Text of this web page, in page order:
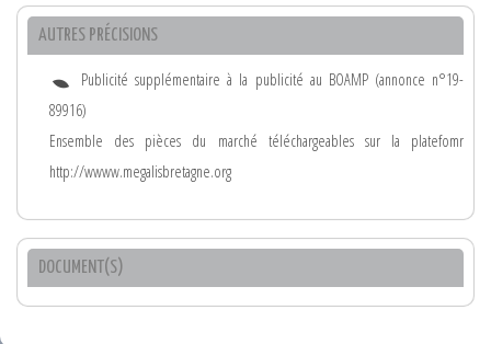
AUTRES PRÉCISIONS
Publicité supplémentaire à la publicité au BOAMP (annonce n°19-
89916)
Ensemble des pièces du marché téléchargeables sur la platefomr
http://wwww.megalisbretagne.org
DOCUMENT(S)